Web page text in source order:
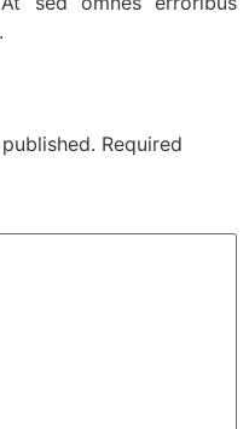
Required